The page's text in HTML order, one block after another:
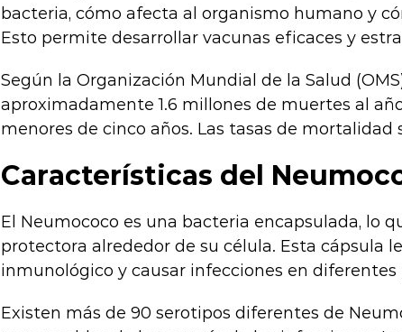
bacteria, cómo afecta al organismo humano y
Esto permite desarrollar vacunas eficaces y
Según la Organización Mundial de la Salud
aproximadamente 1.6 millones de muertes al
menores de cinco años. Las tasas de mortalidad
Características del
El Neumococo es una bacteria encapsulada, lo
protectora alrededor de su célula. Esta cápsula
inmunológico y causar infecciones en diferentes
Existen más de 90 serotipos diferentes de